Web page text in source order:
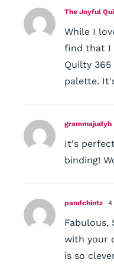
The Joyful
While I
find that I
Quilty
palette.
grammajudyb
It's
binding!
pandchintz 4
Fabulous,
with your
is so